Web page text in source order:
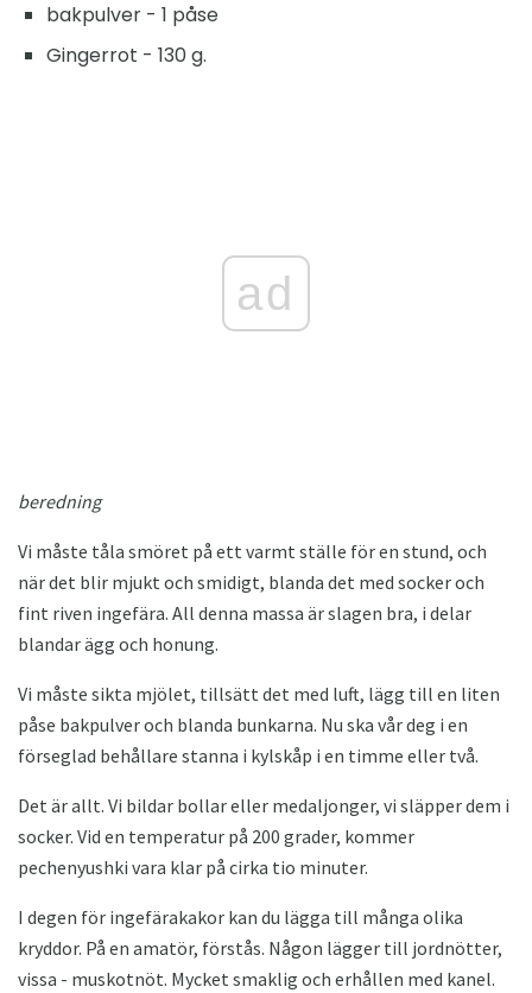
bakpulver - 1 påse
Gingerrot - 130 g.
ad
beredning
Vi måste tåla smöret på ett varmt ställe för en stund, och
när det blir mjukt och smidigt, blanda det med socker och
fint riven ingefära. All denna massa är slagen bra, i delar
blandar ägg och honung.
Vi måste sikta mjölet, tillsätt det med luft, lägg till en liten
påse bakpulver och blanda bunkarna. Nu ska vår deg i en
förseglad behållare stanna i kylskåp i en timme eller två.
Det är allt. Vi bildar bollar eller medaljonger, vi släpper dem i
socker. Vid en temperatur på 200 grader, kommer
pechenyushki vara klar på cirka tio minuter.
I degen för ingefärakakor kan du lägga till många olika
kryddor. På en amatör, förstås. Någon lägger till jordnötter,
vissa - muskotnöt. Mycket smaklig och erhållen med kanel.